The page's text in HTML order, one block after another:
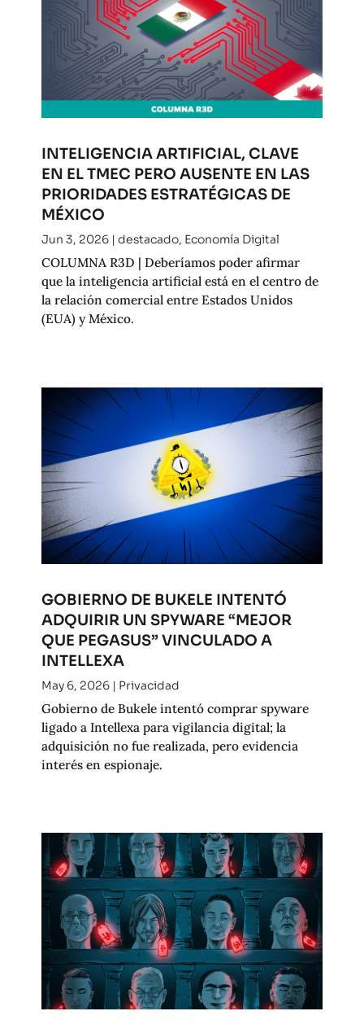
INTELIGENCIA ARTIFICIAL, CLAVE
EN EL TMEC PERO AUSENTE EN LAS
PRIORIDADES ESTRATÉGICAS DE
MÉXICO
Jun 3, 2026| destacado, Economía Digital
COLUMNA R3D | Deberíamos poder afirmar
que la inteligencia artificial está en el centro de
la relación comercial entre Estados Unidos
(EUA) y México.
GOBIERNO DE BUKELE INTENTÓ
ADQUIRIR UN SPYWARE “MEJOR
QUE PEGASUS” VINCULADO A
INTELLEXA
May 6, 2026| Privacidad
Gobierno de Bukele intentó comprar spyware
ligado a Intellexa para vigilancia digital; la
adquisición no fue realizada, pero evidencia
interés en espionaje.